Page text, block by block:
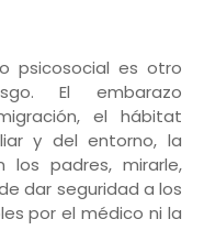
psicosocial es otro
El embarazo
el hábitat
y del entorno, la
padres, mirarle,
dar seguridad a los
por el médico ni la